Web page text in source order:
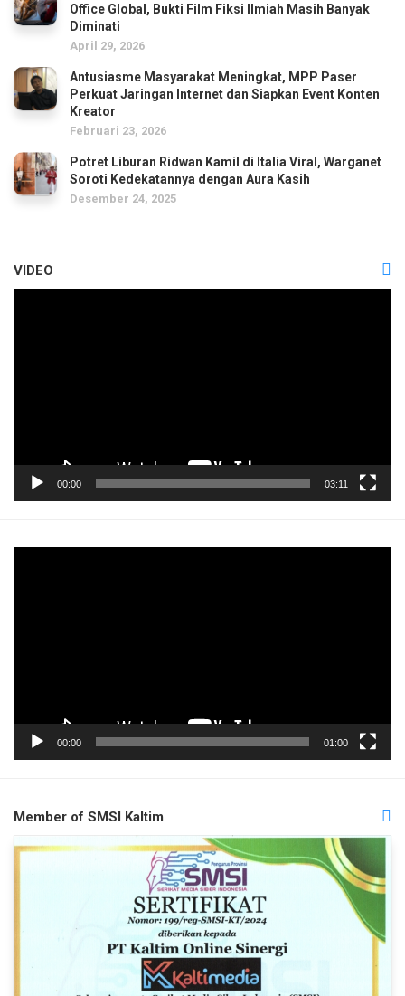
Office Global, Bukti Film Fiksi Ilmiah Masih Banyak
Diminati
April 29, 2026
Antusiasme Masyarakat Meningkat, MPP Paser
Perkuat Jaringan Internet dan Siapkan Event Konten
Kreator
Februari 23, 2026
Potret Liburan Ridwan Kamil di Italia Viral, Warganet
Soroti Kedekatannya dengan Aura Kasih
Desember 24, 2025
VIDEO
00:00 03:11
00:00 01:00
Member of SMSI Kaltim